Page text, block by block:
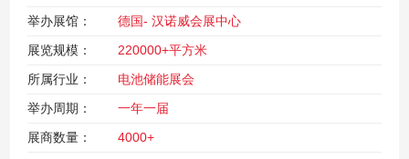
举办展馆：
德国- 汉诺威会展中心
展览规模：
220000+平方米
所属行业：
电池储能展会
举办周期：
一年一届
展商数量：
4000+